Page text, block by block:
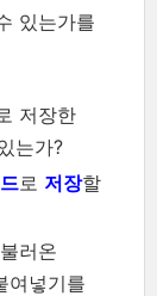
있는가를
저장한
는가?
로 저장할
러온
여넣기를